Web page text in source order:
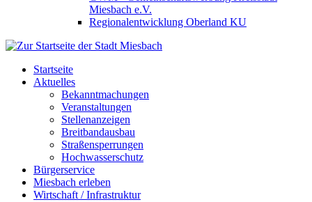
Miesbach e.V.
Regionalentwicklung Oberland KU
Startseite
Aktuelles
Bekanntmachungen
Veranstaltungen
Stellenanzeigen
Breitbandausbau
Straßensperrungen
Hochwasserschutz
Bürgerservice
Miesbach erleben
Wirtschaft / Infrastruktur